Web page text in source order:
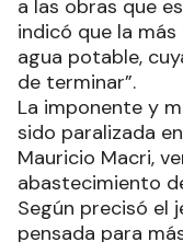
a las obras que
indicó que la
agua potable,
de terminar”.
La imponente y
sido paralizada
Mauricio Macri,
abastecimiento
Según precisó el
pensada para